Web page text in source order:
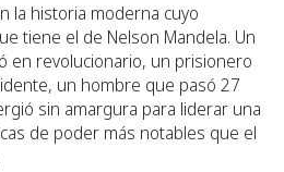
la historia moderna cuyo
tiene el de Nelson Mandela. Un
en revolucionario, un prisionero
un hombre que pasó 27
sin amargura para liderar una
de poder más notables que el